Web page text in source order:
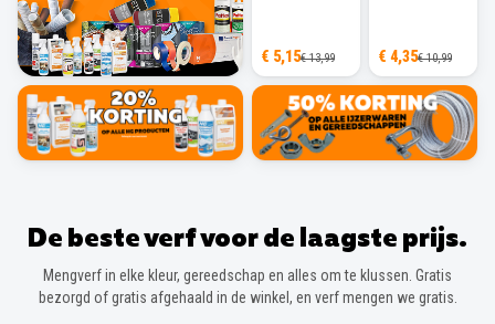
€ 5,15€ 13,99 € 4,35€ 10,99
De beste verf voor de laagste prijs.
Mengverf in elke kleur, gereedschap en alles om te klussen. Gratis
bezorgd of gratis afgehaald in de winkel, en verf mengen we gratis.